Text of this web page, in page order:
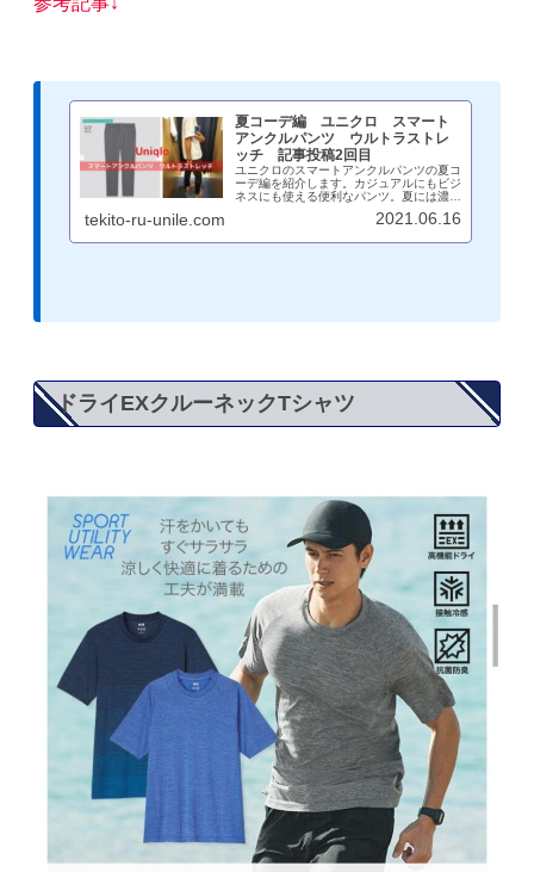
夏コーデ編 ユニクロ スマート
アンクルパンツ ウルトラストレ
ッチ 記事投稿2回目
ユニクロのスマートアンクルパンツの夏コ
ーデ編を紹介します。カジュアルにもビジ
ネスにも使える便利なパンツ。夏には濃い
グレーやブラックは結構重たくなる印象
で、暑苦しいです。グレーカラーが最適で
tekito-ru-unile.com 2021.06.16
ドライEXクルーネックTシャツ